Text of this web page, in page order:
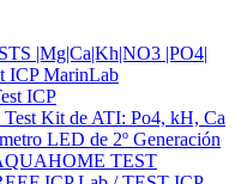
|Mg|Ca|Kh|NO3 |PO4|
ICP MarinLab
ICP
Test Kit de ATI: Po4, kH, Ca
LED de 2º Generación
TEST